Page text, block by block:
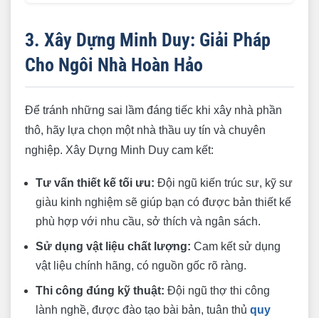
3. Xây Dựng Minh Duy: Giải Pháp
Cho Ngôi Nhà Hoàn Hảo
Để tránh những sai lầm đáng tiếc khi xây nhà phần
thô, hãy lựa chọn một nhà thầu uy tín và chuyên
nghiệp. Xây Dựng Minh Duy cam kết:
Tư vấn thiết kế tối ưu: Đội ngũ kiến trúc sư, kỹ sư
giàu kinh nghiệm sẽ giúp bạn có được bản thiết kế
phù hợp với nhu cầu, sở thích và ngân sách.
Sử dụng vật liệu chất lượng: Cam kết sử dụng
vật liệu chính hãng, có nguồn gốc rõ ràng.
Thi công đúng kỹ thuật: Đội ngũ thợ thi công
lành nghề, được đào tạo bài bản, tuân thủ quy